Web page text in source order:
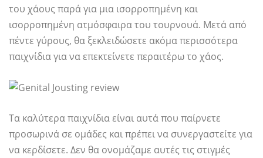
του χάους παρά για μια ισορροπημένη και
ισορροπημένη ατμόσφαιρα του τουρνουά. Μετά από
πέντε γύρους, θα ξεκλειδώσετε ακόμα περισσότερα
παιχνίδια για να επεκτείνετε περαιτέρω το χάος.
Τα καλύτερα παιχνίδια είναι αυτά που παίρνετε
προσωρινά σε ομάδες και πρέπει να συνεργαστείτε για
να κερδίσετε. Δεν θα ονομάζαμε αυτές τις στιγμές